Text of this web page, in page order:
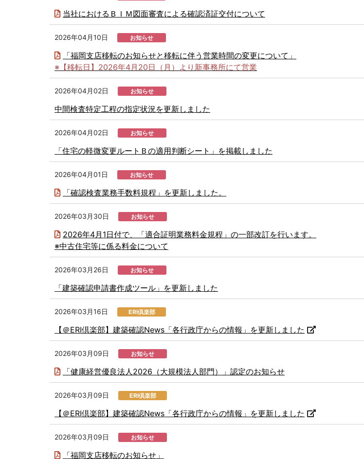
当社におけるＢＩＭ図面審査による確認済証交付について
2026年04月10日 お知らせ
「福岡支店移転のお知らせと移転に伴う営業時間の変更について」
※【移転日】2026年4月20日（月）より新事務所にて営業
2026年04月02日 お知らせ
中間検査特定工程の指定状況を更新しました
2026年04月02日 お知らせ
「住宅の軽微変更ルートＢの適用判断シート」を掲載しました
2026年04月01日 お知らせ
「確認検査業務手数料規程」を更新しました。
2026年03月30日 お知らせ
2026年4月1日付で、「適合証明業務料金規程」の一部改訂を行います。
※中古住宅等に係る料金について
2026年03月26日 お知らせ
「建築確認申請書作成ツール」を更新しました
2026年03月16日 ERI倶楽部
【＠ERI倶楽部】建築確認News「各行政庁からの情報」を更新しました
2026年03月09日 お知らせ
「健康経営優良法人2026（大規模法人部門）」認定のお知らせ
2026年03月09日 ERI倶楽部
【＠ERI倶楽部】建築確認News「各行政庁からの情報」を更新しました
2026年03月09日 お知らせ
「福岡支店移転のお知らせ」